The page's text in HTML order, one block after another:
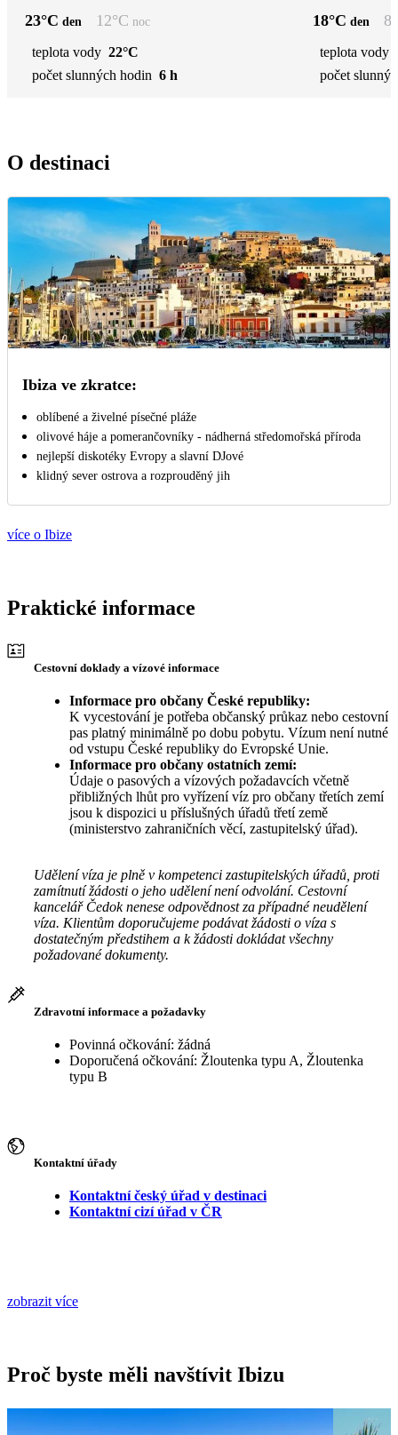
23°C den 12°C noc
teplota vody 22°C
počet slunných hodin 6 h
18°C den 8
teplota vody
počet
O destinaci
Ibiza ve zkratce:
oblíbené a živelné písečné pláže
olivové háje a pomerančovníky - nádherná středomořská příroda
nejlepší diskotéky Evropy a slavní DJové
klidný sever ostrova a rozprouděný jih
více o Ibize
Praktické informace
Cestovní doklady a vízové informace
Informace pro občany České republiky:
K vycestování je potřeba občanský průkaz nebo cestovní
pas platný minimálně po dobu pobytu. Vízum není nutné
od vstupu České republiky do Evropské Unie.
Informace pro občany ostatních zemí:
Údaje o pasových a vízových požadavcích včetně
přibližných lhůt pro vyřízení víz pro občany třetích zemí
jsou k dispozici u příslušných úřadů třetí země
(ministerstvo zahraničních věcí, zastupitelský úřad).
Udělení víza je plně v kompetenci zastupitelských úřadů, proti
zamítnutí žádosti o jeho udělení není odvolání. Cestovní
kancelář Čedok nenese odpovědnost za případné neudělení
víza. Klientům doporučujeme podávat žádosti o víza s
dostatečným předstihem a k žádosti dokládat všechny
požadované dokumenty.
Zdravotní informace a požadavky
Povinná očkování: žádná
Doporučená očkování: Žloutenka typu A, Žloutenka
typu B
Kontaktní úřady
Kontaktní český úřad v destinaci
Kontaktní cizí úřad v ČR
zobrazit více
Proč byste měli navštívit Ibizu